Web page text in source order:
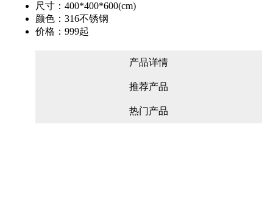
尺寸：400*400*600(cm)
颜色：316不锈钢
价格：999起
产品详情
推荐产品
热门产品